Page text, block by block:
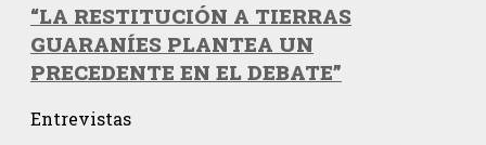
“LA RESTITUCIÓN A TIERRAS
GUARANÍES PLANTEA UN
PRECEDENTE EN EL DEBATE”
Entrevistas